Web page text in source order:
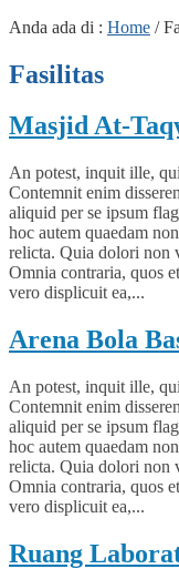
Anda ada di : Home /
Fasilitas
Masjid At-
An potest, inquit ille,
Contemnit enim
aliquid per se ipsum
hoc autem quaedam
relicta. Quia dolori non
Omnia contraria, quos
vero displicuit ea,...
Arena Bola
An potest, inquit ille,
Contemnit enim
aliquid per se ipsum
hoc autem quaedam
relicta. Quia dolori non
Omnia contraria, quos
vero displicuit ea,...
Ruang